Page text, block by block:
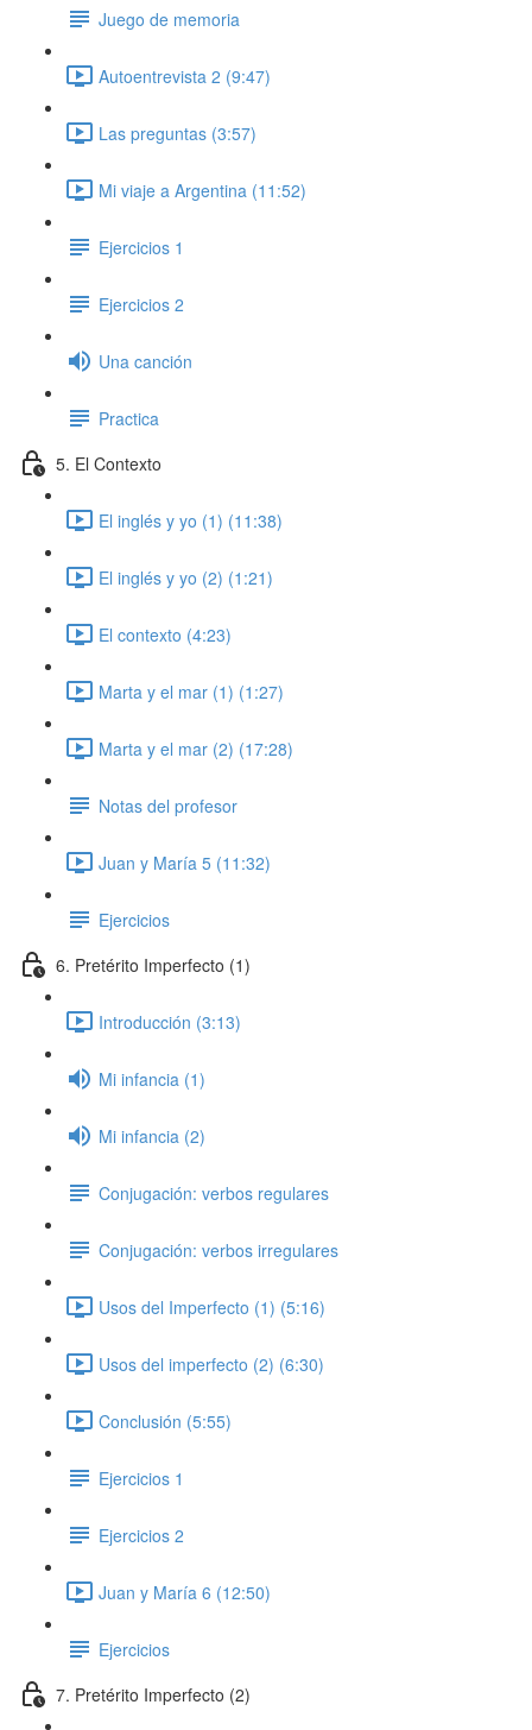
Juego de memoria
Autoentrevista 2 (9:47)
Las preguntas (3:57)
Mi viaje a Argentina (11:52)
Ejercicios 1
Ejercicios 2
Una canción
Practica
5. El Contexto
El inglés y yo (1) (11:38)
El inglés y yo (2) (1:21)
El contexto (4:23)
Marta y el mar (1) (1:27)
Marta y el mar (2) (17:28)
Notas del profesor
Juan y María 5 (11:32)
Ejercicios
6. Pretérito Imperfecto (1)
Introducción (3:13)
Mi infancia (1)
Mi infancia (2)
Conjugación: verbos regulares
Conjugación: verbos irregulares
Usos del Imperfecto (1) (5:16)
Usos del imperfecto (2) (6:30)
Conclusión (5:55)
Ejercicios 1
Ejercicios 2
Juan y María 6 (12:50)
Ejercicios
7. Pretérito Imperfecto (2)